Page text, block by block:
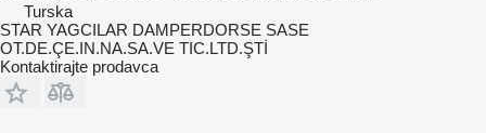
Turska
STAR YAGCILAR DAMPERDORSE SASE
OT.DE.ÇE.IN.NA.SA.VE TIC.LTD.ŞTİ
Kontaktirajte prodavca